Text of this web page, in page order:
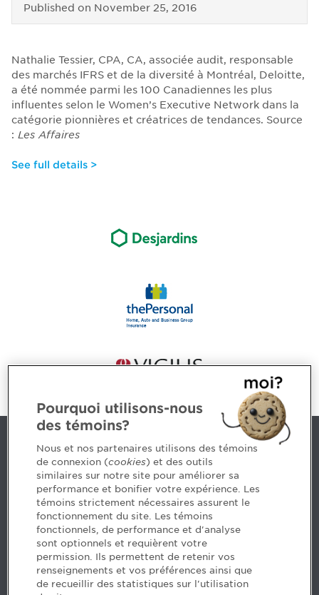
Published on November 25, 2016
Nathalie Tessier, CPA, CA, associée audit, responsable
des marchés IFRS et de la diversité à Montréal, Deloitte,
a été nommée parmi les 100 Canadiennes les plus
influentes selon le Women’s Executive Network dans la
catégorie pionnières et créatrices de tendances. Source
: Les Affaires
See full details >
Contact us
5, Place Ville Marie, bureau 800, Montréal (Québec)
H3B 2G2
www.cpaquebec.ca
Questions? Ask our team >
Want to make the Order a part of your career? See
our job offers >
Pourquoi utilisons-nous
des témoins?
Nous et nos partenaires utilisons des témoins
de connexion (cookies) et des outils
similaires sur notre site pour améliorer sa
performance et bonifier votre expérience. Les
témoins strictement nécessaires assurent le
fonctionnement du site. Les témoins
fonctionnels, de performance et d'analyse
sont optionnels et requièrent votre
permission. Ils permettent de retenir vos
renseignements et vos préférences ainsi que
de recueillir des statistiques sur l'utilisation